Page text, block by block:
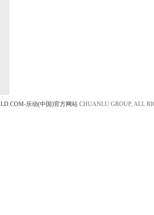
LD.COM-乐动(中国)官方网站 CHUANLU GROUP, ALL